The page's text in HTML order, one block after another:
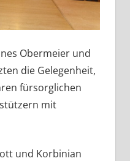
Obermeier und
die Gelegenheit,
fürsorglichen
mit
und Korbinian